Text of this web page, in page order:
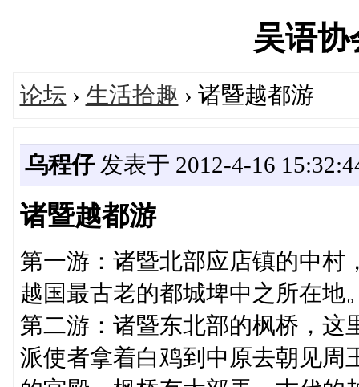
吴语
论坛 › 生活拾趣 › 诸暨越都游
乌程仔发表于 2012-4-16
诸暨越都游
第一游：诸暨北部应店镇的中村
越国最古老的都城埤中之所在地
第二游：诸暨东北部的枫桥，这
派使者拿着白鸡到中原去朝见周